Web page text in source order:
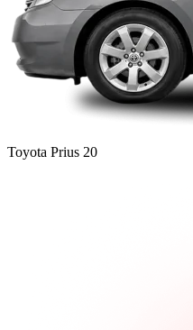
Toyota Prius 20